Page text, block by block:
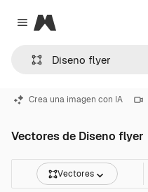
Close menu
Magnific
Crea una imagen con IA
Vectores de Diseno flyer
Vectores